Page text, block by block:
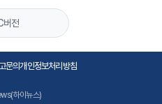
버전
문의개인정보처리방침
하이뉴스)